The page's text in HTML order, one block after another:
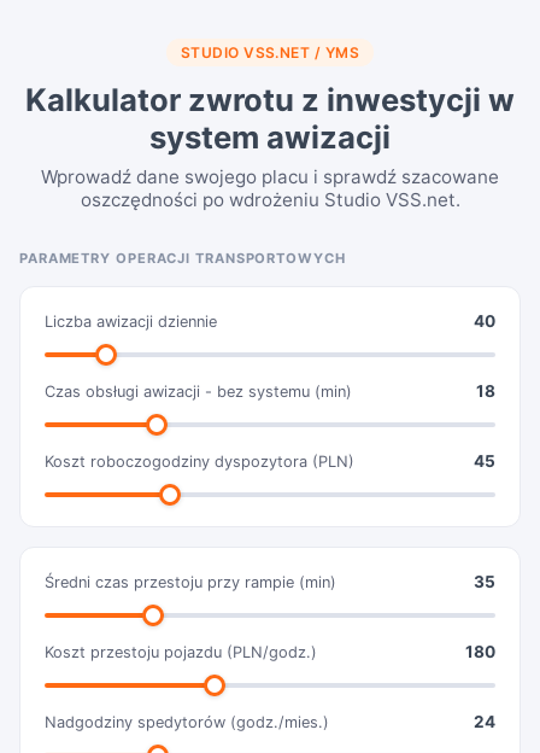
STUDIO VSS.NET / YMS
Kalkulator zwrotu z inwestycji w
system awizacji
Wprowadź dane swojego placu i sprawdź szacowane
oszczędności po wdrożeniu Studio VSS.net.
PARAMETRY OPERACJI TRANSPORTOWYCH
Liczba awizacji dziennie 40
Czas obsługi awizacji - bez systemu (min) 18
Koszt roboczogodziny dyspozytora (PLN) 45
Średni czas przestoju przy rampie (min) 35
Koszt przestoju pojazdu (PLN/godz.) 180
Nadgodziny spedytorów (godz./mies.) 24